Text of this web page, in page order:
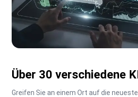
Über 30 verschiedene
Greifen Sie an einem Ort auf die